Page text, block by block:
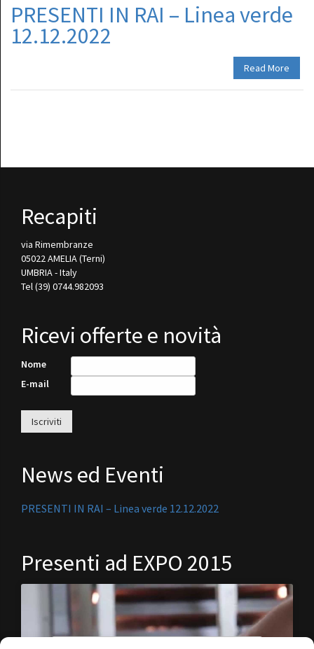
PRESENTI IN RAI – Linea verde
12.12.2022
Read More
Recapiti
via Rimembranze
05022 AMELIA (Terni)
UMBRIA - Italy
Tel (39) 0744.982093
Ricevi offerte e novità
Nome
E-mail
News ed Eventi
PRESENTI IN RAI – Linea verde 12.12.2022
Presenti ad EXPO 2015